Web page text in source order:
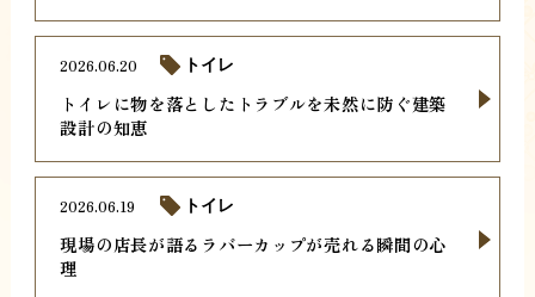
トイレに物を落としたトラブルを未然に防ぐ建築
設計の知恵
2026.06.20 トイレ
現場の店長が語るラバーカップが売れる瞬間の心
理
2026.06.19 トイレ